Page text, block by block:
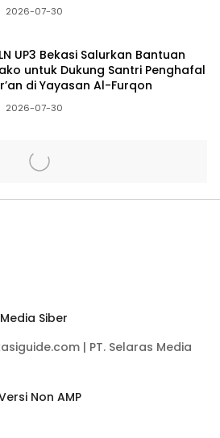
2026-07-30
UP3 Bekasi Salurkan Bantuan
untuk Dukung Santri Penghafal
di Yayasan Al-Furqon
2026-07-30
Siber
| PT. Selaras Media
Non AMP